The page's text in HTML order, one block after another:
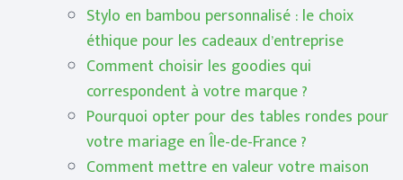
Stylo en bambou personnalisé : le choix
éthique pour les cadeaux d’entreprise
Comment choisir les goodies qui
correspondent à votre marque ?
Pourquoi opter pour des tables rondes pour
votre mariage en Île-de-France ?
Comment mettre en valeur votre maison